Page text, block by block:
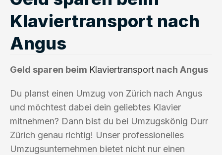
Klaviertransport nach
Angus
Geld sparen beim Klaviertransport nach Angus
Du planst einen Umzug von Zürich nach Angus
und möchtest dabei dein geliebtes Klavier
mitnehmen? Dann bist du bei Umzugskönig Durr
Zürich genau richtig! Unser professionelles
Umzugsunternehmen bietet nicht nur einen